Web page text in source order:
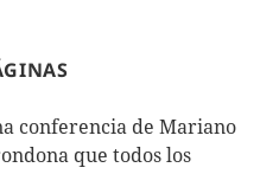
conferencia de Mariano
que todos los